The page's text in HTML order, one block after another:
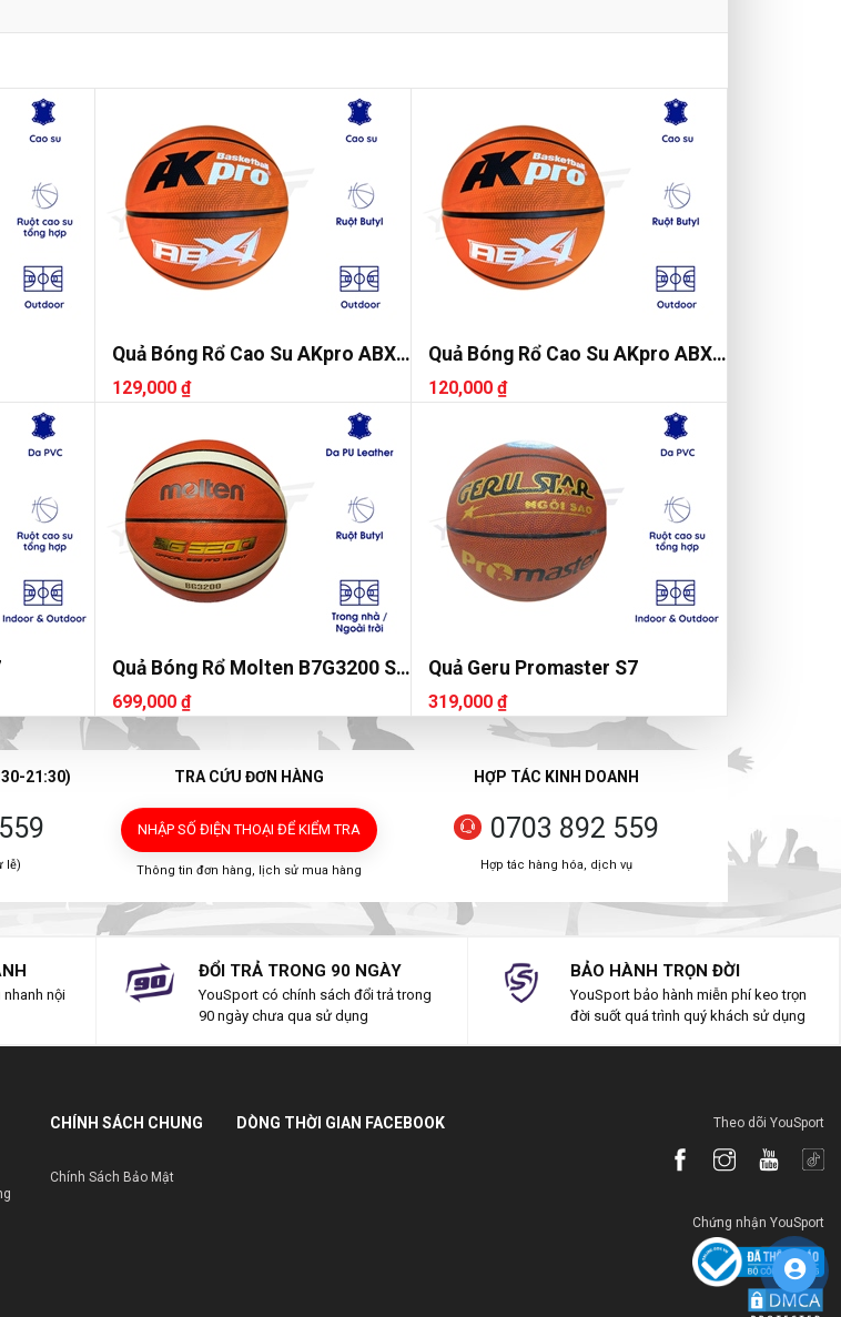
Quả Bóng Rổ Cao Su AKpro ABX1
Số 6
129,000 ₫
Quả Bóng Rổ Cao Su AKpro ABX1
Số 5
120,000 ₫
Quả Bóng Rổ Molten B7G3200 Số
7
699,000 ₫
Quả Geru Promaster S7
319,000 ₫
21:30)
lễ)
TRA CỨU ĐƠN HÀNG
NHẬP SỐ ĐIỆN THOẠI ĐỂ KIỂM TRA
Thông tin đơn hàng, lịch sử mua hàng
HỢP TÁC KINH DOANH
0703 892 559
Hợp tác hàng hóa, dịch vụ
nội
ĐỔI TRẢ TRONG 90 NGÀY
YouSport có chính sách đổi trả trong
90 ngày chưa qua sử dụng
BẢO HÀNH TRỌN ĐỜI
YouSport bảo hành miễn phí keo trọn
đời suốt quá trình quý khách sử dụng
CHÍNH SÁCH CHUNG
Chính Sách Bảo Mật
DÒNG THỜI GIAN FACEBOOK Theo dõi YouSport
Chứng nhận YouSport